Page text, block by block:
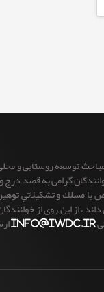
توسعه روستایی و
گرامی به قصد
يا مسلك و تشكيلاتي
از این روی از خوانندگان
info@iwdc.ir